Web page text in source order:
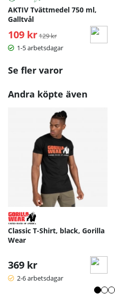
AKTIV Tvättmedel 750 ml,
Galltvål
109 kr Ordinarie pris:
129 kr
1-5 arbetsdagar
Se fler varor
Andra köpte även
Classic T-Shirt, black, Gorilla
Wear
369 kr
2-6 arbetsdagar